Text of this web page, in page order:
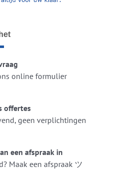
online formulier
offertes
geen verplichtingen
een afspraak in
Maak een afspraak ツ